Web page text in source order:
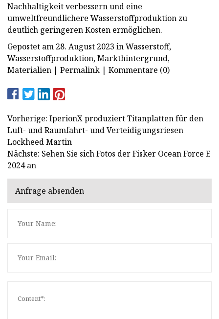
Nachhaltigkeit verbessern und eine
umweltfreundlichere Wasserstoffproduktion zu
deutlich geringeren Kosten ermöglichen.
Gepostet am 28. August 2023 in Wasserstoff,
Wasserstoffproduktion, Markthintergrund,
Materialien | Permalink | Kommentare (0)
Vorherige: IperionX produziert Titanplatten für den
Luft- und Raumfahrt- und Verteidigungsriesen
Lockheed Martin
Nächste: Sehen Sie sich Fotos der Fisker Ocean Force E
2024 an
Anfrage absenden